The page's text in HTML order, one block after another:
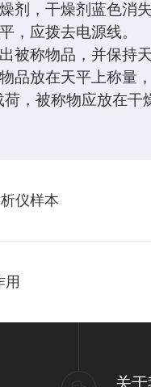
剂，干燥剂蓝色消
，应拨去电源线。
被称物品，并保持天
品放在天平上称量
，被称物应放在干
仪样本
用
关于